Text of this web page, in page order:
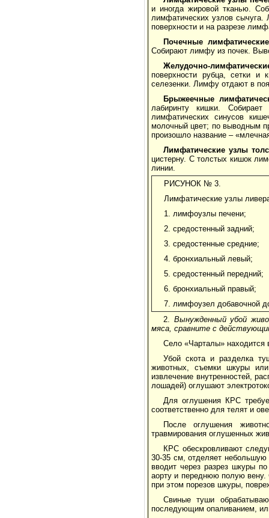
и иногда жировой тканью.
лимфатических узлов
поверхности и на разрезе
Почечные
Собирают лимфу из почек.
Желудочно-
поверхности рубца, сетки
селезенки. Лимфу отдают в
Брыжеечные
лабиринту кишки.
лимфатических синусов
молочный цвет; по выводным
произошло название –
Лимфатические узлы
цистерну. С толстых кишок
линии.
РИСУНОК № 3.
Лимфатические узлы
1. лимфоузлы печени;
2. средостенный задний;
3. средостенные средние;
4. бронхиальный левый;
5. средостенный передний;
6. бронхиальный правый;
7. лимфоузел добавочной
2. Вынужденный убой
мяса, сравните с
Село «Чарталы» находится
Убой скота и разделка
животных, съемки шкуры или
извлечение внутренностей,
лошадей) оглушают
Для оглушения КРС
соответственно для телят и
После оглушения
травмирования оглушенных
КРС обескровливают
30-35 см, отделяет небольшую
вводит через разрез шкуры
аорту и переднюю полую
при этом порезов шкуры,
Свиные туши
последующим опаливанием,